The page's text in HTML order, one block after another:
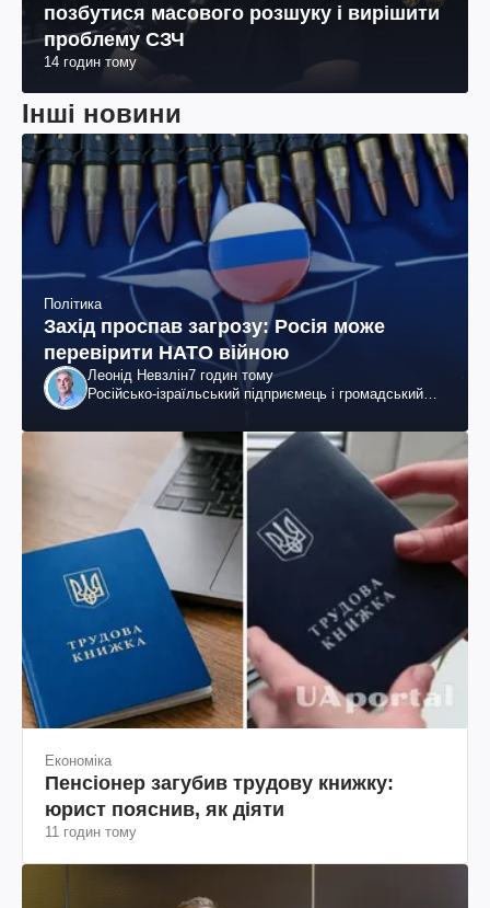
позбутися масового розшуку і вирішити
проблему СЗЧ
14 годин тому
Інші новини
Політика
Захід проспав загрозу: Росія може
перевірити НАТО війною
Леонід Невзлін7 годин тому
Російсько-ізраїльський підприємець і громадський
Економіка
Пенсіонер загубив трудову книжку:
юрист пояснив, як діяти
11 годин тому